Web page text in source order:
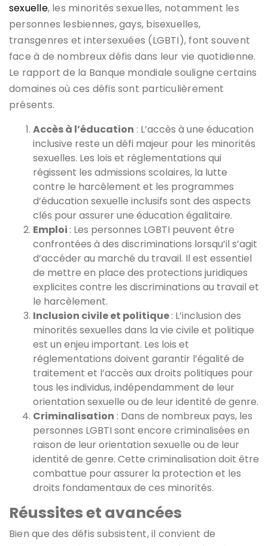
sexuelle, les minorités sexuelles, notamment les
personnes lesbiennes, gays, bisexuelles,
transgenres et intersexuées (LGBTI), font souvent
face à de nombreux défis dans leur vie quotidienne.
Le rapport de la Banque mondiale souligne certains
domaines où ces défis sont particulièrement
présents.
Accès à l’éducation : L’accès à une éducation
inclusive reste un défi majeur pour les minorités
sexuelles. Les lois et réglementations qui
régissent les admissions scolaires, la lutte
contre le harcèlement et les programmes
d’éducation sexuelle inclusifs sont des aspects
clés pour assurer une éducation égalitaire.
Emploi : Les personnes LGBTI peuvent être
confrontées à des discriminations lorsqu’il s’agit
d’accéder au marché du travail. Il est essentiel
de mettre en place des protections juridiques
explicites contre les discriminations au travail et
le harcèlement.
Inclusion civile et politique: L’inclusion des
minorités sexuelles dans la vie civile et politique
est un enjeu important. Les lois et
réglementations doivent garantir l’égalité de
traitement et l’accès aux droits politiques pour
tous les individus, indépendamment de leur
orientation sexuelle ou de leur identité de genre.
Criminalisation : Dans de nombreux pays, les
personnes LGBTI sont encore criminalisées en
raison de leur orientation sexuelle ou de leur
identité de genre. Cette criminalisation doit être
combattue pour assurer la protection et les
droits fondamentaux de ces minorités.
Réussites et avancées
Bien que des défis subsistent, il convient de